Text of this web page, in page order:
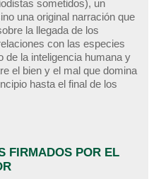
sometidos), un
una original narración que
la llegada de los
con las especies
de la inteligencia humana y
el bien y el mal que domina
hasta el final de los
FIRMADOS POR EL